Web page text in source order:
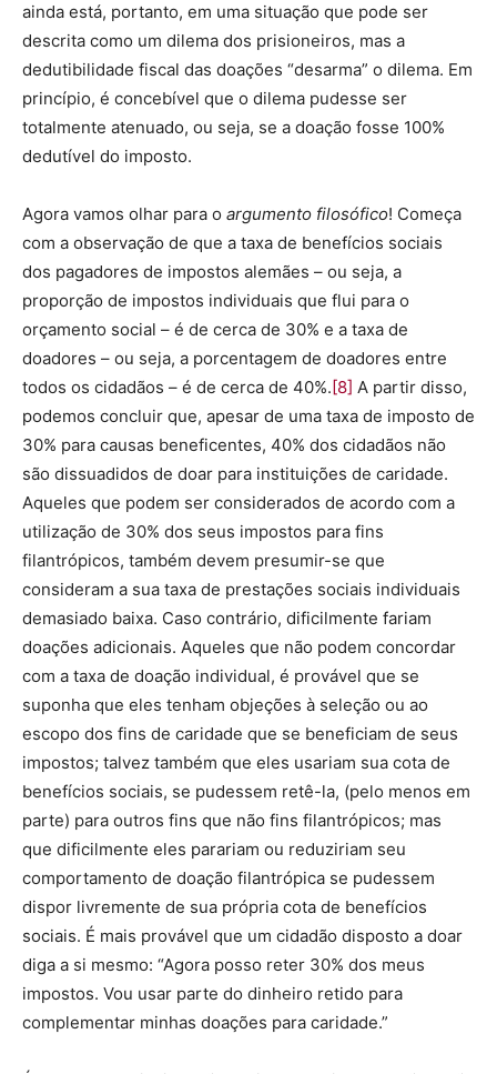
ainda está, portanto, em uma situação que pode ser
descrita como um dilema dos prisioneiros, mas a
dedutibilidade fiscal das doações “desarma” o dilema. Em
princípio, é concebível que o dilema pudesse ser
totalmente atenuado, ou seja, se a doação fosse 100%
dedutível do imposto.
Agora vamos olhar para o argumento filosófico! Começa
com a observação de que a taxa de benefícios sociais
dos pagadores de impostos alemães – ou seja, a
proporção de impostos individuais que flui para o
orçamento social – é de cerca de 30% e a taxa de
doadores – ou seja, a porcentagem de doadores entre
todos os cidadãos – é de cerca de 40%.[8] A partir disso,
podemos concluir que, apesar de uma taxa de imposto de
30% para causas beneficentes, 40% dos cidadãos não
são dissuadidos de doar para instituições de caridade.
Aqueles que podem ser considerados de acordo com a
utilização de 30% dos seus impostos para fins
filantrópicos, também devem presumir-se que
consideram a sua taxa de prestações sociais individuais
demasiado baixa. Caso contrário, dificilmente fariam
doações adicionais. Aqueles que não podem concordar
com a taxa de doação individual, é provável que se
suponha que eles tenham objeções à seleção ou ao
escopo dos fins de caridade que se beneficiam de seus
impostos; talvez também que eles usariam sua cota de
benefícios sociais, se pudessem retê-la, (pelo menos em
parte) para outros fins que não fins filantrópicos; mas
que dificilmente eles parariam ou reduziriam seu
comportamento de doação filantrópica se pudessem
dispor livremente de sua própria cota de benefícios
sociais. É mais provável que um cidadão disposto a doar
diga a si mesmo: “Agora posso reter 30% dos meus
impostos. Vou usar parte do dinheiro retido para
complementar minhas doações para caridade.”